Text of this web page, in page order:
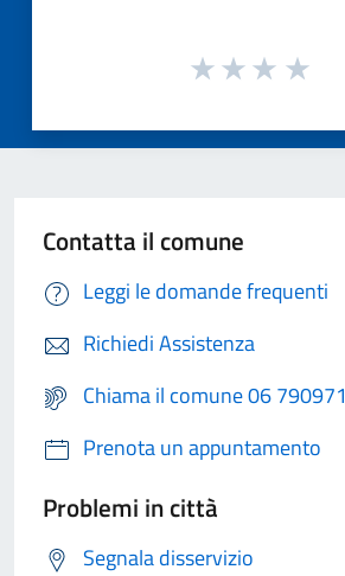
Contatta il comune
Leggi le domande frequenti
Richiedi Assistenza
Chiama il comune 06 790971
Prenota un appuntamento
Problemi in città
Segnala disservizio